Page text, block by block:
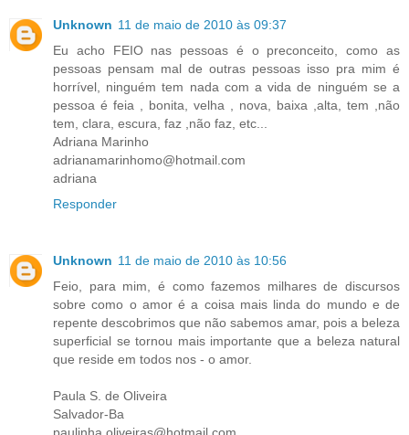
Unknown 11 de maio de 2010 às 09:37
Eu acho FEIO nas pessoas é o preconceito, como as
pessoas pensam mal de outras pessoas isso pra mim é
horrível, ninguém tem nada com a vida de ninguém se a
pessoa é feia , bonita, velha , nova, baixa ,alta, tem ,não
tem, clara, escura, faz ,não faz, etc...
Adriana Marinho
adrianamarinhomo@hotmail.com
adriana
Responder
Unknown 11 de maio de 2010 às 10:56
Feio, para mim, é como fazemos milhares de discursos
sobre como o amor é a coisa mais linda do mundo e de
repente descobrimos que não sabemos amar, pois a beleza
superficial se tornou mais importante que a beleza natural
que reside em todos nos - o amor.
Paula S. de Oliveira
Salvador-Ba